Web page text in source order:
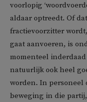
voorlopig
aldaar optreedt. Of
fractievoorzitter
gaat aanvoeren, is
momenteel
natuurlijk ook heel
worden. In personeel
beweging in die